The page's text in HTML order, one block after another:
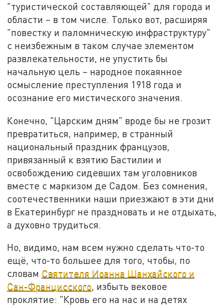
"туристической составляющей" для города и
области – в том числе. Только вот, расширяя
"повестку и паломническую инфраструктуру"
с неизбежным в таком случае элементом
развлекательности, не упустить бы
начальную цель – народное покаянное
осмысление преступления 1918 года и
осознание его мистического значения.
Конечно, "Царским дням" вроде бы не грозит
превратиться, например, в странный
национальный праздник французов,
привязанный к взятию Бастилии и
освобождению сидевших там уголовников
вместе с маркизом де Садом. Без сомнения,
соотечественники наши приезжают в эти дни
в Екатеринбург не праздновать и не отдыхать,
а духовно трудиться.
Но, видимо, нам всем нужно сделать что-то
ещё, что-то большее для того, чтобы, по
словам Святителя Иоанна Шанхайского и
Сан-Францисского, избыть вековое
проклятие: "Кровь его на нас и на детях